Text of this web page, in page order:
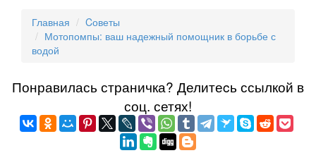
Главная
Cоветы
Мотопомпы: ваш надежный помощник в борьбе с
водой
Понравилась страничка? Делитеcь ссылкой в
соц. сетях!